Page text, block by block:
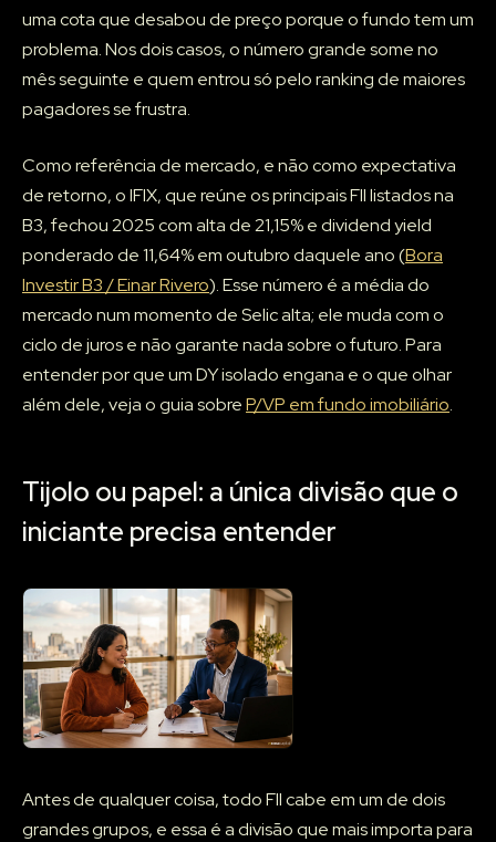
uma cota que desabou de preço porque o fundo tem um
problema. Nos dois casos, o número grande some no
mês seguinte e quem entrou só pelo ranking de maiores
pagadores se frustra.
Como referência de mercado, e não como expectativa
de retorno, o IFIX, que reúne os principais FII listados na
B3, fechou 2025 com alta de 21,15% e dividend yield
ponderado de 11,64% em outubro daquele ano (Bora
Investir B3 / Einar Rivero). Esse número é a média do
mercado num momento de Selic alta; ele muda com o
ciclo de juros e não garante nada sobre o futuro. Para
entender por que um DY isolado engana e o que olhar
além dele, veja o guia sobreP/VP em fundo imobiliário.
Tijolo ou papel: a única divisão que o
iniciante precisa entender
Antes de qualquer coisa, todo FII cabe em um de dois
grandes grupos, e essa é a divisão que mais importa para